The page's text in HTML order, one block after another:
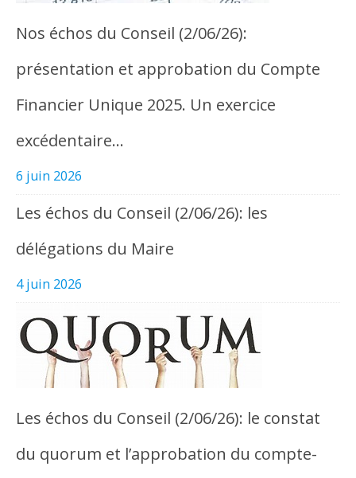
Nos échos du Conseil (2/06/26):
présentation et approbation du Compte
Financier Unique 2025. Un exercice
excédentaire…
6 juin 2026
Les échos du Conseil (2/06/26): les
délégations du Maire
4 juin 2026
Les échos du Conseil (2/06/26): le constat
du quorum et l’approbation du compte-